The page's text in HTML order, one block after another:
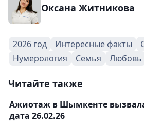
Оксана Житникова
2026 год Интересные факты
Нумерология
Семья Любовь
Читайте также
Ажиотаж в Шымкенте
дата 26.02.26